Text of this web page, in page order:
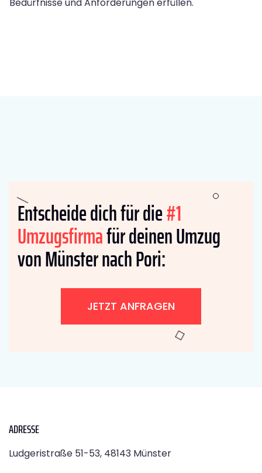
Entscheide dich für die#1
Umzugsfirmafür deinen Umzug
von Münster nach Pori:
JETZT ANFRAGEN
ADRESSE
Ludgeristraße 51-53, 48143 Münster